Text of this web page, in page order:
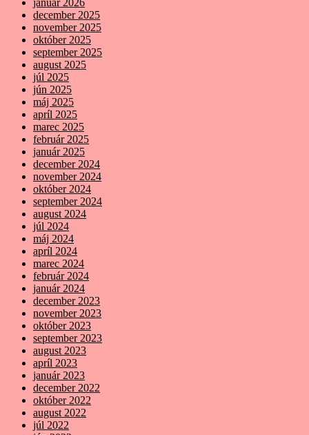
január 2026
december 2025
november 2025
október 2025
september 2025
august 2025
júl 2025
jún 2025
máj 2025
apríl 2025
marec 2025
február 2025
január 2025
december 2024
november 2024
október 2024
september 2024
august 2024
júl 2024
máj 2024
apríl 2024
marec 2024
február 2024
január 2024
december 2023
november 2023
október 2023
september 2023
august 2023
apríl 2023
január 2023
december 2022
október 2022
august 2022
júl 2022